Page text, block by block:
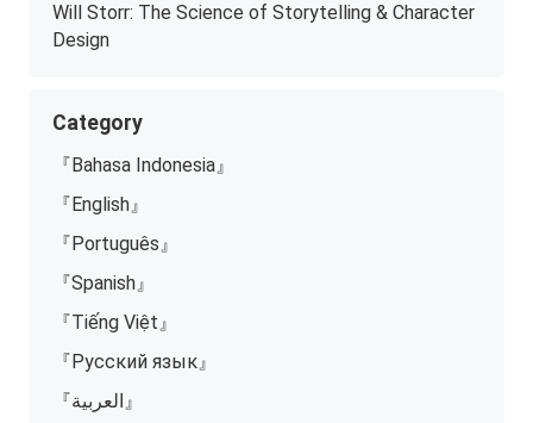
Will Storr: The Science of Storytelling & Character
Design
Category
『Bahasa Indonesia』
『English』
『Português』
『Spanish』
『Tiếng Việt』
『Русский язык』
『العربية』